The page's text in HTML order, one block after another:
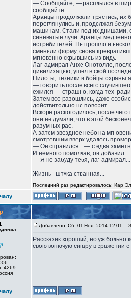
— Сообщайте, — расплылся в
сообщайте.
Аранцы продолжали трястись, их
переглянулись и, продолжая
машинам. Стали под их днищами,
синеватые лучи. Аранцы
истребителей. Не прошло и
сменили форму, снова
мгновенно скрывшись из виду.
Лаг-адмирал Анхе Онотолле,
цивилизацию, ушел в свой
Пилоты, техники и бойцы охраны
— говорить после всего
ежился — страшно, когда тех,
Затем все разошлись, даже
действительно не поверит.
Вскоре распогодилось, после
они не думали, что в этой
разумных рас.
А затем звездное небо на
смотревшим вверх удалось
— Он справился... — с едва
И немного помолчав, он добавил:
— Я не забуду тебя, лаг-
Жизнь - штука странная...
Последний раз редактировалось: Иар
4269
Добавлено: Сб, 01 Ноя, 2014 12:01
Рассказик хороший, но уж больно
свою вонючую сигару в сражении с